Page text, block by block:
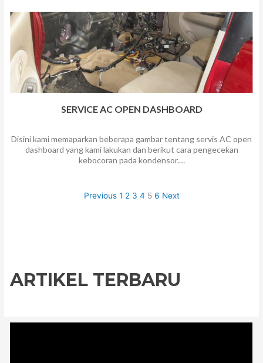
SERVICE AC OPEN DASHBOARD
Disini kami memaparkan beberapa gambar tentang servis AC open
dashboard yang kami lakukan dan berikut cara pengecekan
kebocoran pada kondensor.…
Previous 1 2 3 4 5 6 Next
ARTIKEL TERBARU